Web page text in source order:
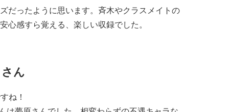
だったように思います。 斉木やクラスメイトの
心感すら覚える、楽しい収録でした。
ん
ね！